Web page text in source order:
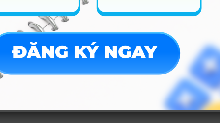
Chính sách bảo mật